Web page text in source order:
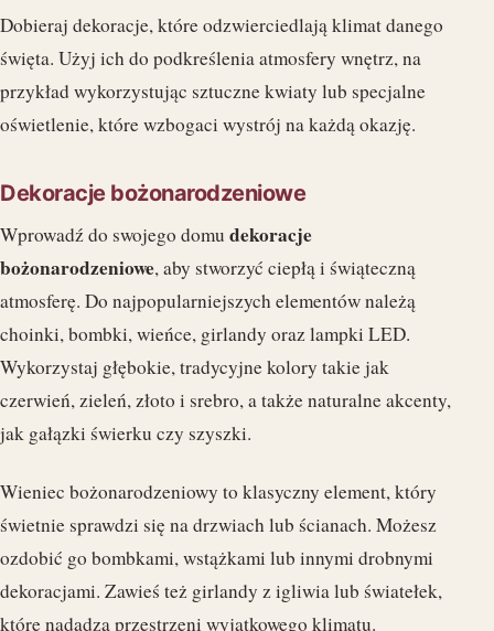
Dobieraj dekoracje, które odzwierciedlają klimat danego
święta. Użyj ich do podkreślenia atmosfery wnętrz, na
przykład wykorzystując sztuczne kwiaty lub specjalne
oświetlenie, które wzbogaci wystrój na każdą okazję.
Dekoracje bożonarodzeniowe
Wprowadź do swojego domu dekoracje
bożonarodzeniowe, aby stworzyć ciepłą i świąteczną
atmosferę. Do najpopularniejszych elementów należą
choinki, bombki, wieńce, girlandy oraz lampki LED.
Wykorzystaj głębokie, tradycyjne kolory takie jak
czerwień, zieleń, złoto i srebro, a także naturalne akcenty,
jak gałązki świerku czy szyszki.
Wieniec bożonarodzeniowy to klasyczny element, który
świetnie sprawdzi się na drzwiach lub ścianach. Możesz
ozdobić go bombkami, wstążkami lub innymi drobnymi
dekoracjami. Zawieś też girlandy z igliwia lub światełek,
które nadadzą przestrzeni wyjątkowego klimatu.